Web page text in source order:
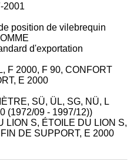
2001
position de vilebrequin
d'exportation
F 2000, F 90, CONFORT
E 2000
SÜ, ÜL, SG, NÜ, L
(1972/09 - 1997/12))
LION S, ÉTOILE DU LION S,
DE SUPPORT, E 2000